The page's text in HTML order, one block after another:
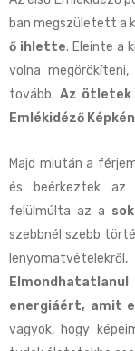
ban megszületett a
ő ihlette. Eleinte a
volna
tovább. Az
Emlékidéző
Majd miután a
és beérkeztek az
felülmúlta az a
szebbnél szebb
energiáért, amit
vagyok, hogy